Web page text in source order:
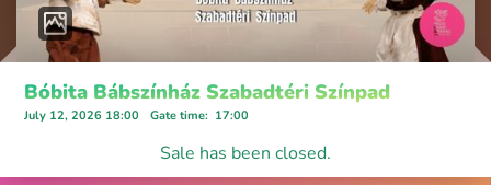
Bóbita Bábszínház Szabadtéri Színpad
July 12, 2026 18:00 Gate time: 17:00
Sale has been closed.